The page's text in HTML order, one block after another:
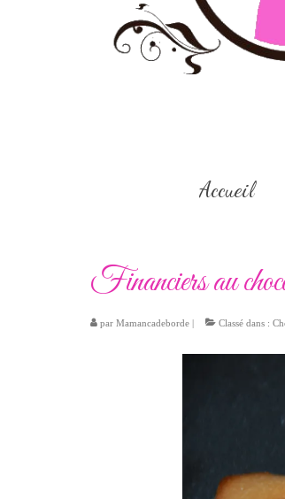
Accueil
Financiers au
par Mamancadeborde Classé dans :